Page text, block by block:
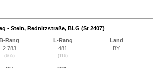
- Stein, Rednitzstraße, BLG (St 2407)
B-Rang
2.783
(665)
L-Rang
481
(116)
Land
BY